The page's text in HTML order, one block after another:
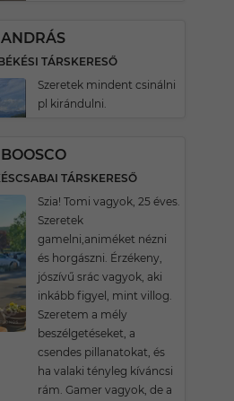
ANDRÁS
TÁRSKERESŐ
Szeretek mindent csinálni
pl kirándulni.
BOOSCO
TÁRSKERESŐ
Szia! Tomi vagyok, 25 éves.
Szeretek
gamelni,animéket nézni
és horgászni. Érzékeny,
jószívű srác vagyok, aki
inkább figyel, mint villog.
Szeretem a mély
beszélgetéseket, a
csendes pillanatokat, és
ha valaki tényleg kíváncsi
rám. Gamer vagyok, de a